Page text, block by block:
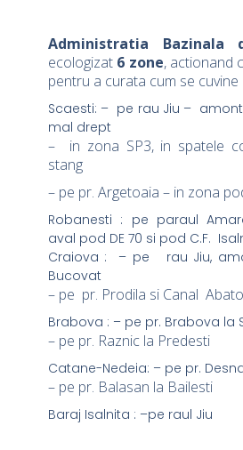
Administratia Bazinala
ecologizat 6 zone, actionand
pentru a curata cum se cuvine
Scaesti: – pe rau Jiu –
mal drept
– in zona SP3, in spatele
stang
– pe pr. Argetoaia – in zona
Robanesti : pe paraul
aval pod DE 70 si pod C.F.
Craiova : – pe rau Jiu,
Bucovat
– pe pr. Prodila si Canal
Brabova : – pe pr. Brabova la
– pe pr. Raznic la Predesti
Catane-Nedeia: – pe pr.
– pe pr. Balasan la Bailesti
Baraj Isalnita : –pe raul Jiu